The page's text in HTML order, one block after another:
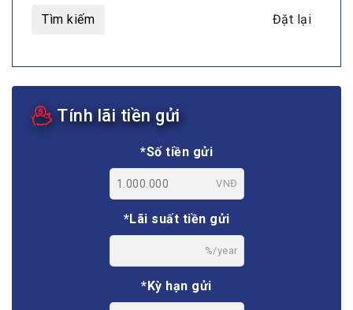
Tìm kiếm Đặt lại
Tính lãi tiền gửi
*Số tiền gửi
VNĐ
*Lãi suất tiền gửi
%/year
*Kỳ hạn gửi